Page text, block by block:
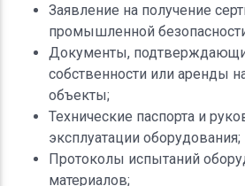
Заявление на получение
промышленной
Документы,
собственности или аренды
объекты;
Технические паспорта и
эксплуатации оборудования;
Протоколы испытаний
материалов;